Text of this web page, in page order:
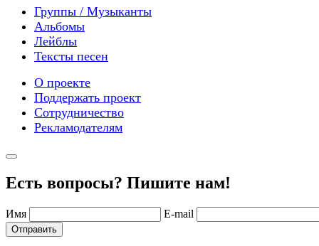
Группы / Музыканты
Альбомы
Лейблы
Тексты песен
О проекте
Поддержать проект
Сотрудничество
Рекламодателям
Есть вопросы? Пишите нам!
Имя E-mail